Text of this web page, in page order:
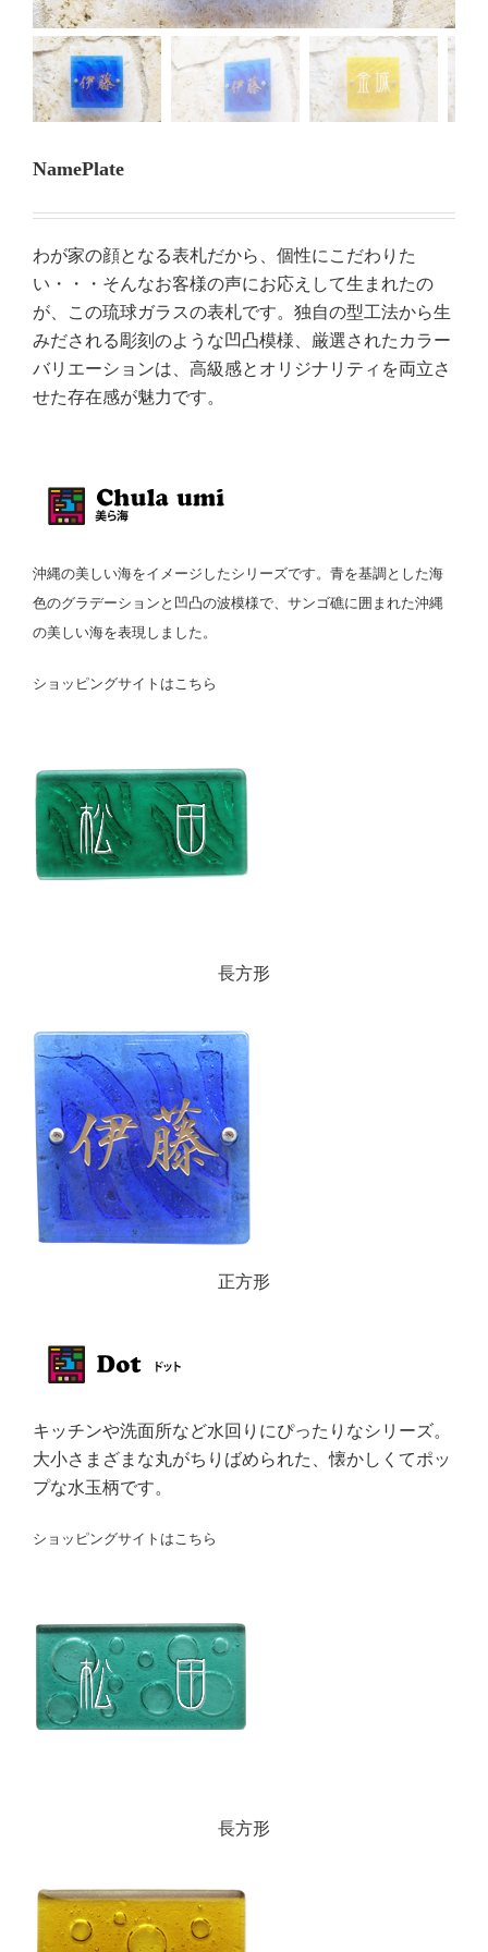
NamePlate
わが家の顔となる表札だから、個性にこだわりた
い・・・そんなお客様の声にお応えして生まれたの
が、この琉球ガラスの表札です。独自の型工法から生
みだされる彫刻のような凹凸模様、厳選されたカラー
バリエーションは、高級感とオリジナリティを両立さ
せた存在感が魅力です。
沖縄の美しい海をイメージしたシリーズです。青を基調とした海
色のグラデーションと凹凸の波模様で、サンゴ礁に囲まれた沖縄
の美しい海を表現しました。
ショッピングサイトはこちら
長方形
正方形
キッチンや洗面所など水回りにぴったりなシリーズ。
大小さまざまな丸がちりばめられた、懐かしくてポッ
プな水玉柄です。
ショッピングサイトはこちら
長方形